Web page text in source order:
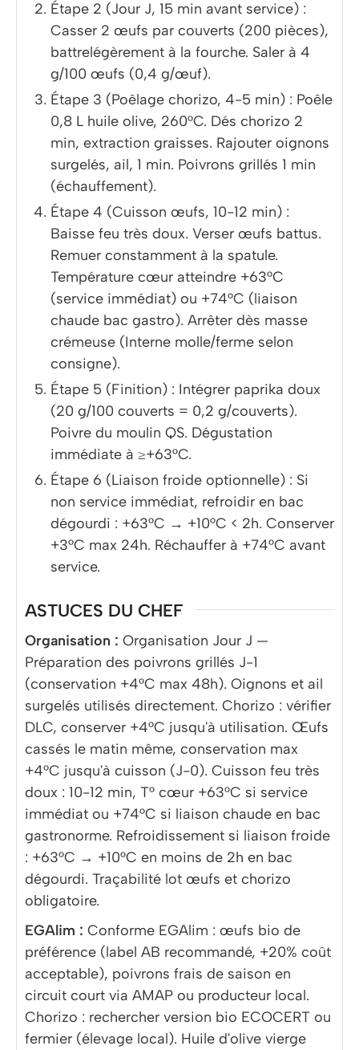
Étape 2 (Jour J, 15 min avant service) :
Casser 2 œufs par couverts (200 pièces),
battrelégèrement à la fourche. Saler à 4
g/100 œufs (0,4 g/œuf).
Étape 3 (Poêlage chorizo, 4-5 min) : Poêle
0,8 L huile olive, 260°C. Dés chorizo 2
min, extraction graisses. Rajouter oignons
surgelés, ail, 1 min. Poivrons grillés 1 min
(échauffement).
Étape 4 (Cuisson œufs, 10-12 min) :
Baisse feu très doux. Verser œufs battus.
Remuer constamment à la spatule.
Température cœur atteindre +63°C
(service immédiat) ou +74°C (liaison
chaude bac gastro). Arrêter dès masse
crémeuse (Interne molle/ferme selon
consigne).
Étape 5 (Finition) : Intégrer paprika doux
(20 g/100 couverts = 0,2 g/couverts).
Poivre du moulin QS. Dégustation
immédiate à ≥+63°C.
Étape 6 (Liaison froide optionnelle) : Si
non service immédiat, refroidir en bac
dégourdi : +63°C → +10°C < 2h. Conserver
+3°C max 24h. Réchauffer à +74°C avant
service.
ASTUCES DU CHEF
Organisation : Organisation Jour J —
Préparation des poivrons grillés J-1
(conservation +4°C max 48h). Oignons et ail
surgelés utilisés directement. Chorizo : vérifier
DLC, conserver +4°C jusqu'à utilisation. Œufs
cassés le matin même, conservation max
+4°C jusqu'à cuisson (J-0). Cuisson feu très
doux : 10-12 min, T° cœur +63°C si service
immédiat ou +74°C si liaison chaude en bac
gastronorme. Refroidissement si liaison froide
: +63°C → +10°C en moins de 2h en bac
dégourdi. Traçabilité lot œufs et chorizo
obligatoire.
EGAlim : Conforme EGAlim : œufs bio de
préférence (label AB recommandé, +20% coût
acceptable), poivrons frais de saison en
circuit court via AMAP ou producteur local.
Chorizo : rechercher version bio ECOCERT ou
fermier (élevage local). Huile d'olive vierge